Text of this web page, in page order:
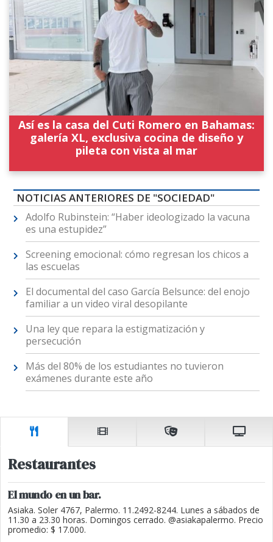
Así es la casa del Cuti Romero en Bahamas:
galería XL, exclusiva cocina de diseño y
pileta con vista al mar
NOTICIAS ANTERIORES DE "SOCIEDAD"
Adolfo Rubinstein: “Haber ideologizado la vacuna
es una estupidez”
Screening emocional: cómo regresan los chicos a
las escuelas
El documental del caso García Belsunce: del enojo
familiar a un video viral desopilante
Una ley que repara la estigmatización y
persecución
Más del 80% de los estudiantes no tuvieron
exámenes durante este año
Restaurantes
El mundo en un bar.
Asiaka. Soler 4767, Palermo. 11.2492-8244. Lunes a sábados de
11.30 a 23.30 horas. Domingos cerrado. @asiakapalermo. Precio
promedio: $ 17.000.